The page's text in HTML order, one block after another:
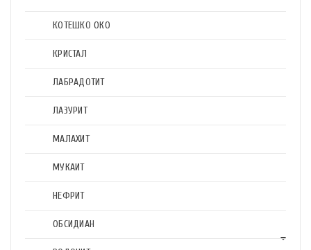
КОТЕШКО ОКО
КРИСТАЛ
ЛАБРАДОТИТ
ЛАЗУРИТ
МАЛАХИТ
МУКАИТ
НЕФРИТ
ОБСИДИАН